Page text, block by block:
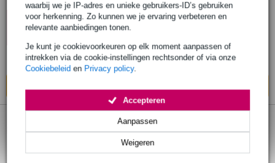
waarbij we je IP-adres en unieke gebruikers-ID’s gebruiken
voor herkenning. Zo kunnen we je ervaring verbeteren en
relevante aanbiedingen tonen.
Je kunt je cookievoorkeuren op elk moment aanpassen of
intrekken via de cookie-instellingen rechtsonder of via onze
Cookiebeleid en Privacy policy.
Weigeren
Aanpassen
Accepteren
10% EXTRA
KORTING MET
Adviesprijs € 289,- € 206,-
Op voorraad
Ook in1 winkelop voorraad
8 reviews
(B-Stock) IK Multimedia iKlip Xpand Mini